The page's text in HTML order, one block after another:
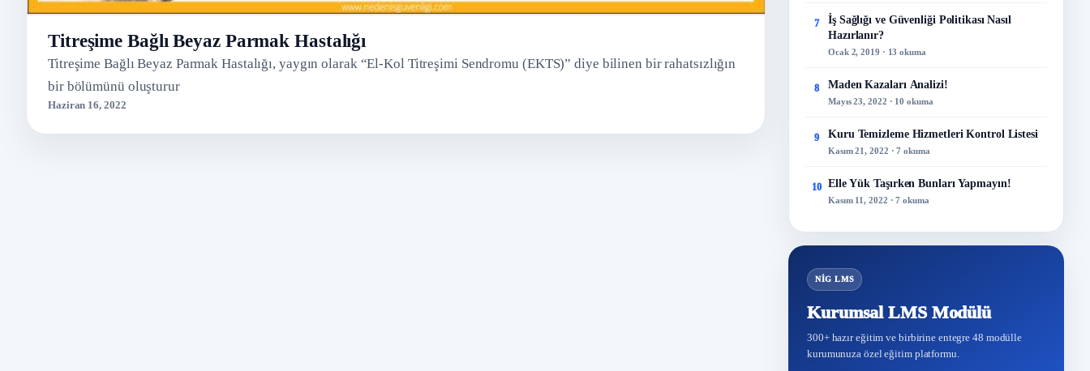
Titreşime Bağlı Beyaz Parmak Hastalığı
Titreşime Bağlı Beyaz Parmak Hastalığı, yaygın olarak “El-Kol Titreşimi Sendromu (EKTS)” diye bilinen bir rahatsızlığın
bir bölümünü oluşturur
Haziran 16, 2022
7
İş Sağlığı ve Güvenliği Politikası Nasıl
Hazırlanır?
Ocak 2, 2019 · 13 okuma
8 Maden Kazaları Analizi!
Mayıs 23, 2022 · 10 okuma
9 Kuru Temizleme Hizmetleri Kontrol Listesi
Kasım 21, 2022 · 7 okuma
10 Elle Yük Taşırken Bunları Yapmayın!
Kasım 11, 2022 · 7 okuma
NİG LMS
Kurumsal LMS Modülü
300+ hazır eğitim ve birbirine entegre 48 modülle
kurumunuza özel eğitim platformu.